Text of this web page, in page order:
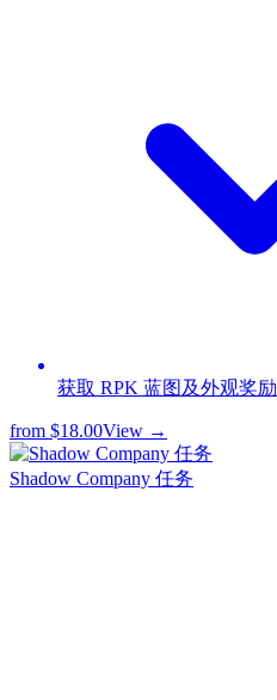
获取 RPK 蓝图及外观奖励
from $18.00View →
Shadow Company 任务